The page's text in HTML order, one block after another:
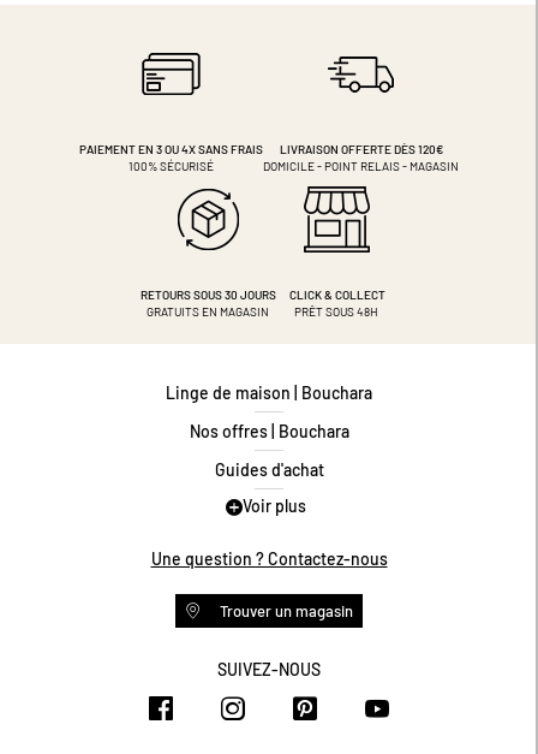
PAIEMENT EN 3 OU 4XSANS FRAIS
100% SÉCURISÉ
LIVRAISON OFFERTE DÈS 120€
DOMICILE - POINT RELAIS - MAGASIN
RETOURS SOUS 30 JOURS
GRATUITS EN MAGASIN
CLICK & COLLECT
PRÊT SOUS 48H
Linge de maison | Bouchara
Nos offres | Bouchara
Guides d'achat
Guide des tailles
Programme de fidélité
Conditions des offres
Livraison et retours
Voir plus
Une question ? Contactez-nous
Trouver un magasin
SUIVEZ-NOUS
https://www.facebook.com/
https://https://